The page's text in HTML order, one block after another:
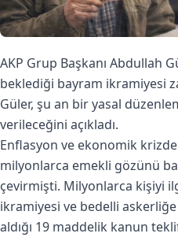
AKP Grup Başkanı Abdullah
beklediği bayram ikramiyesi
Güler, şu an bir yasal
verileceğini açıkladı.
Enflasyon ve ekonomik
milyonlarca emekli gözünü
çevirmişti. Milyonlarca kişiyi
ikramiyesi ve bedelli
aldığı 19 maddelik kanun